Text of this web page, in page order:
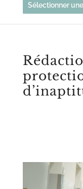
Sélectionner